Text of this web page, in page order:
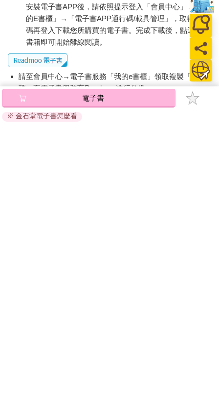
安裝電子書APP後，請依照提示登入「會員中心」→「我
的E書櫃」→「電子書APP通行碼/載具管理」，取得通行
碼再登入下載您所購買的電子書。完成下載後，點選任一
書籍即可開始離線閱讀。
請至會員中心→電子書服務「我的e書櫃」領取複製『兌換
碼』至電子書服務商Readmoo進行兌換。
退換貨須知：
因版權保護，您在金石堂所購買的電子書僅能以金石堂專屬
電子書
※ 金石堂電子書怎麼看